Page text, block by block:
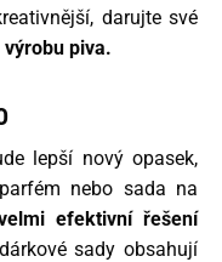
darujte své
výrobu piva.
lepší nový opasek,
nebo sada na
efektivní řešení
sady obsahují